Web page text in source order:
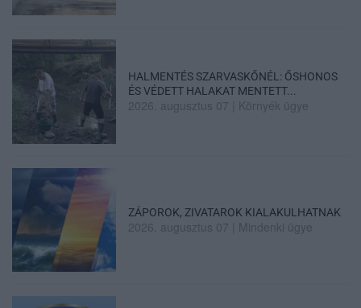
HALMENTÉS SZARVASKŐNÉL: ŐSHONOS
ÉS VÉDETT HALAKAT MENTETT...
2026. augusztus 07 Környék ügye
ZÁPOROK, ZIVATAROK KIALAKULHATNAK
2026. augusztus 07 Mindenki ügye